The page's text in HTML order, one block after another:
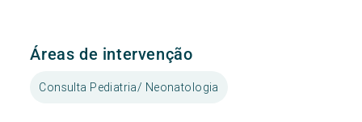
Áreas de intervenção
Consulta Pediatria/ Neonatologia